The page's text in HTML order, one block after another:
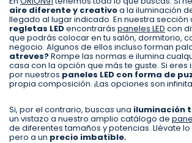
aire diferente y creativoa la iluminación
llegado al lugar indicado. En nuestra sección
regletas LEDencontrarás paneles LED con
que podrás colocar en tu salón, dormitorio,
negocio. Algunos de ellos incluso forman
atreves?Rompe las normas e ilumina
casa con la opción que más te guste. Si eres
por nuestros paneles LED con forma de
propia composición. ¡Las opciones son
Si, por el contrario, buscas una iluminación
un vistazo a nuestro amplio catálogo de
de diferentes tamaños y potencias. Llévate
pero a un precio imbatible.